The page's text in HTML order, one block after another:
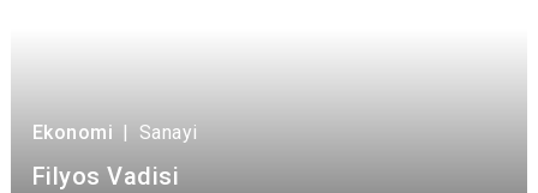
Ekonomi Sanayi
Filyos Vadisi